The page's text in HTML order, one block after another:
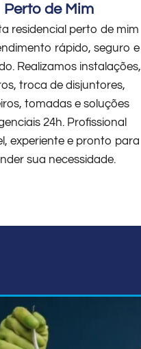
Perto de Mim
residencial perto de mim
rápido, seguro e
Realizamos instalações,
troca de disjuntores,
tomadas e soluções
24h. Profissional
experiente e pronto para
sua necessidade.